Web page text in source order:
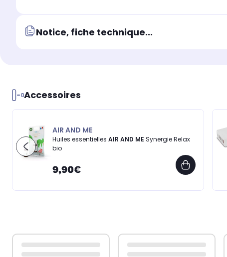
Notice, fiche technique...
Accessoires
AIR AND ME
Huiles essentielles AIR AND ME
bio
9,90€